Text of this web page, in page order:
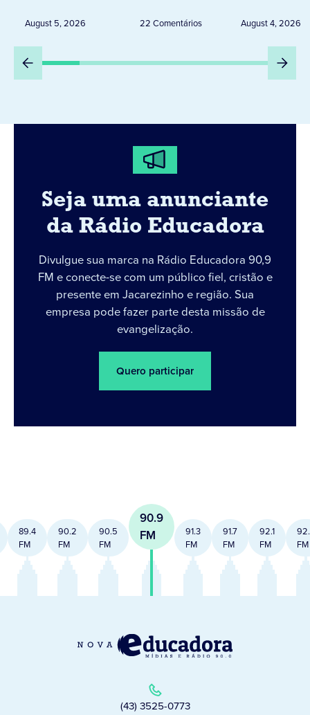
dias 6 e 8 de agosto
August 5, 2026 22 Comentários August 4, 2026
Seja uma anunciante
da Rádio Educadora
Divulgue sua marca na Rádio Educadora 90,9
FM e conecte-se com um público fiel, cristão e
presente em Jacarezinho e região. Sua
empresa pode fazer parte desta missão de
evangelização.
Quero participar
89.4
FM
90.2
FM
90.5
FM
90.9
FM
91.3
FM
91.7
FM
92.1
FM
FM
(43) 3525-0773